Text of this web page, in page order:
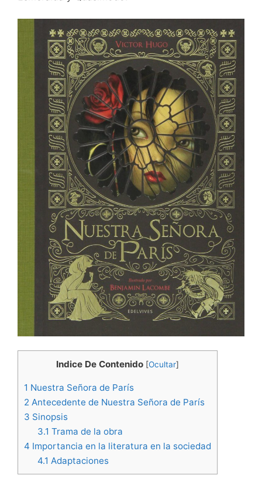
Indice De Contenido [Ocultar]
1 Nuestra Señora de París
2 Antecedente de Nuestra Señora de París
3 Sinopsis
3.1 Trama de la obra
4 Importancia en la literatura en la sociedad
4.1 Adaptaciones